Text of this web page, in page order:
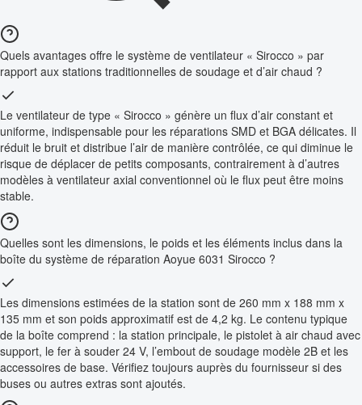
Quels avantages offre le système de ventilateur « Sirocco » par
rapport aux stations traditionnelles de soudage et d’air chaud ?
Le ventilateur de type « Sirocco » génère un flux d’air constant et
uniforme, indispensable pour les réparations SMD et BGA délicates. Il
réduit le bruit et distribue l’air de manière contrôlée, ce qui diminue le
risque de déplacer de petits composants, contrairement à d’autres
modèles à ventilateur axial conventionnel où le flux peut être moins
stable.
Quelles sont les dimensions, le poids et les éléments inclus dans la
boîte du système de réparation Aoyue 6031 Sirocco ?
Les dimensions estimées de la station sont de 260 mm x 188 mm x
135 mm et son poids approximatif est de 4,2 kg. Le contenu typique
de la boîte comprend : la station principale, le pistolet à air chaud avec
support, le fer à souder 24 V, l’embout de soudage modèle 2B et les
accessoires de base. Vérifiez toujours auprès du fournisseur si des
buses ou autres extras sont ajoutés.